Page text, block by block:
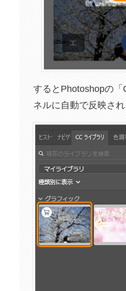
するとPhotoshopの
ネルに自動で反映され